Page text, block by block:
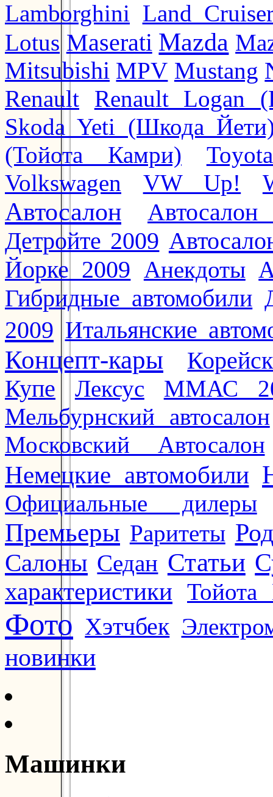
Lamborghini Land
Lotus Maserati Mazda
Mitsubishi MPV Mustang
Renault
Renault Logan
Skoda Yeti (Шкода
(Тойота Камри)
Volkswagen VW Up!
Автосалон
Детройте 2009
Йорке 2009 Анекдоты
Гибридные автомобили
2009 Итальянские
Концепт-кары
Купе
Лексус ММАС
Мельбурнский автосалон
Московский Автосалон
Немецкие автомобили
Официальные дилеры
Премьеры Раритеты
Салоны Седан Статьи
характеристики Тойота
Фото Хэтчбек
новинки
Машинки